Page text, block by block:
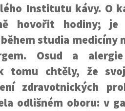
Institutu kávy. O
hovořit hodiny;
během studia medicíny
Osud a alergie
tomu chtěly, že
zdravotnických
odlišném oboru: v